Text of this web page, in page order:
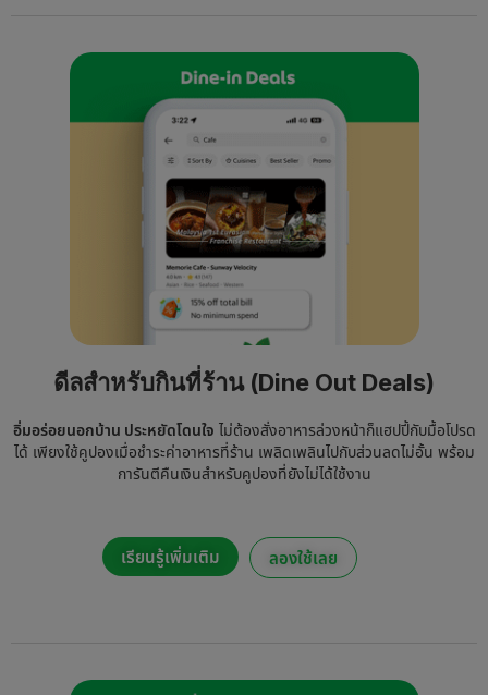
ดีลสำหรับกินที่ร้าน (Dine Out Deals)
อิ่มอร่อยนอกบ้าน ประหยัดโดนใจ ไม่ต้องสั่งอาหารล่วงหน้าก็แฮปปี้กับมื้อโปรด
ได้ เพียงใช้คูปองเมื่อชำระค่าอาหารที่ร้าน เพลิดเพลินไปกับส่วนลดไม่อั้น พร้อม
การันตีคืนเงินสำหรับคูปองที่ยังไม่ได้ใช้งาน
เรียนรู้เพิ่มเติม ลองใช้เลย